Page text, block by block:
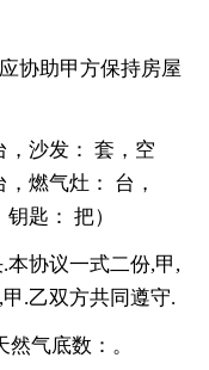
协助甲方保持房屋
，沙发： 套，空
燃气灶： 台，
匙： 把）
本协议一式二份,甲,
.乙双方共同遵守.
气底数：。